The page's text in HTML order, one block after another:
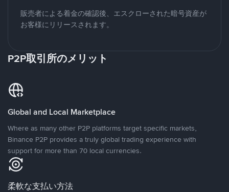
販売者による着金の確認後、エスクローされた暗号資産が
お客様にリリースされます。
P2P取引所のメリット
Global and Local Marketplace
Where as many other P2P platforms target specific markets,
Binance P2P provides a truly global trading experience with
support for more than 70 local currencies.
柔軟な支払い方法